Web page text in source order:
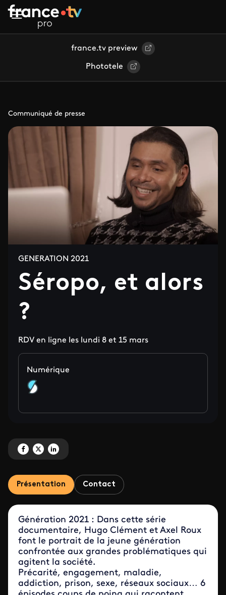
Aller au contenu principal
france.tv preview
Phototele
Communiqué de presse
GENERATION 2021
Séropo, et alors
?
RDV en ligne les lundi 8 et 15 mars
Numérique
Partagez 'Séropo, et alors ?' sur Facebook
Partagez 'Séropo, et alors ?' sur X
Partagez 'Séropo, et alors ?' sur LinkedIn
Présentation Contact
Génération 2021 : Dans cette série
documentaire, Hugo Clément et Axel Roux
font le portrait de la jeune génération
confrontée aux grandes problématiques qui
agitent la société.
Précarité, engagement, maladie,
addiction, prison, sexe, réseaux sociaux… 6